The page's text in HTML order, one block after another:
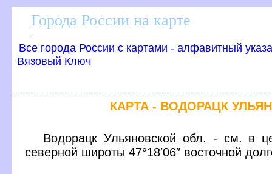
Города России на карте
се города России с картами - алфавитный
язовый Ключ
КАРТА - ВОДОРАЦК
одорацк Ульяновской обл. - см. в
северной широты 47°18′06″ восточной